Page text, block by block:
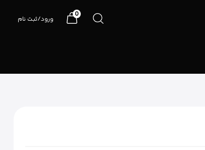
ورود/ثبت نام
0